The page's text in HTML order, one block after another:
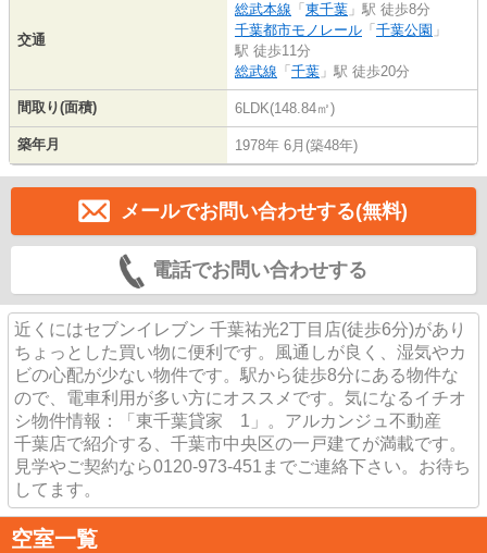
交通
総武本線 「 東千葉 」駅 徒歩8分
千葉都市モノレール 「 千葉公園 」
駅 徒歩11分
総武線 「 千葉 」駅 徒歩20分
間取り(面積) 6LDK(148.84㎡)
築年月 1978年 6月(築48年)
メールでお問い合わせする(無料)
電話でお問い合わせする
近くにはセブンイレブン 千葉祐光2丁目店(徒歩6分)があり
ちょっとした買い物に便利です。風通しが良く、湿気やカ
ビの心配が少ない物件です。駅から徒歩8分にある物件な
ので、電車利用が多い方にオススメです。気になるイチオ
シ物件情報：「東千葉貸家 1」。アルカンジュ不動産
千葉店で紹介する、千葉市中央区の一戸建てが満載です。
見学やご契約なら0120-973-451までご連絡下さい。お待ち
してます。
空室一覧